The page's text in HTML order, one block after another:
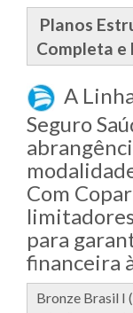
Planos
Completa e
A
Seguro
Com
para
financeira
Bronze Brasil I